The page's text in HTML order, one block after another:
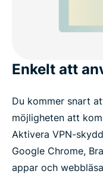
Enkelt att
Du kommer snart
möjligheten att
Aktivera VPN-
Google Chrome,
appar och